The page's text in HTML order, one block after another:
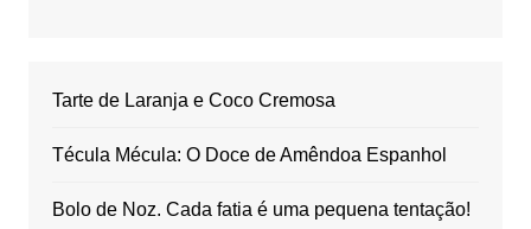
Tarte de Laranja e Coco Cremosa
Técula Mécula: O Doce de Amêndoa Espanhol
Bolo de Noz. Cada fatia é uma pequena tentação!